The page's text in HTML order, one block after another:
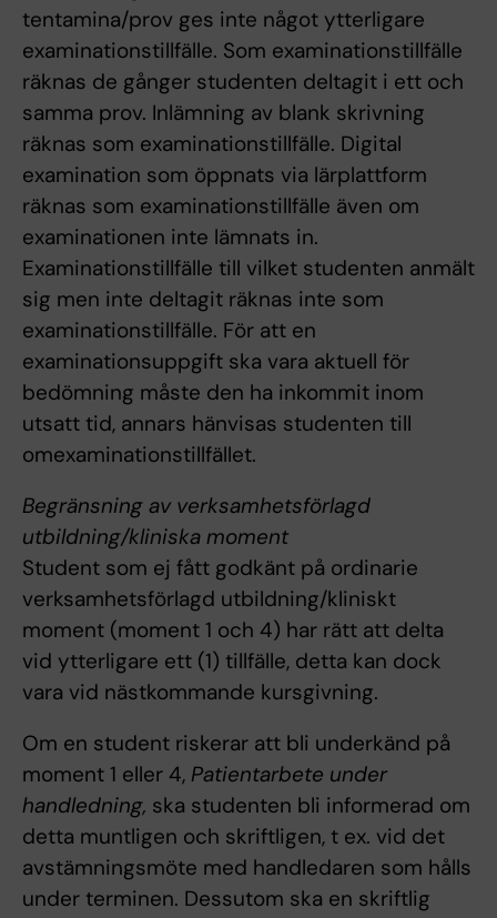
tentamina/prov ges inte något ytterligare
examinationstillfälle. Som examinationstillfälle
räknas de gånger studenten deltagit i ett och
samma prov. Inlämning av blank skrivning
räknas som examinationstillfälle. Digital
examination som öppnats via lärplattform
räknas som examinationstillfälle även om
examinationen inte lämnats in.
Examinationstillfälle till vilket studenten anmält
sig men inte deltagit räknas inte som
examinationstillfälle. För att en
examinationsuppgift ska vara aktuell för
bedömning måste den ha inkommit inom
utsatt tid, annars hänvisas studenten till
omexaminationstillfället.
Begränsning av verksamhetsförlagd
utbildning/kliniska moment
Student som ej fått godkänt på ordinarie
verksamhetsförlagd utbildning/kliniskt
moment (moment 1 och 4) har rätt att delta
vid ytterligare ett (1) tillfälle, detta kan dock
vara vid nästkommande kursgivning.
Om en student riskerar att bli underkänd på
moment 1 eller 4, Patientarbete under
handledning, ska studenten bli informerad om
detta muntligen och skriftligen, t ex. vid det
avstämningsmöte med handledaren som hålls
under terminen. Dessutom ska en skriftlig